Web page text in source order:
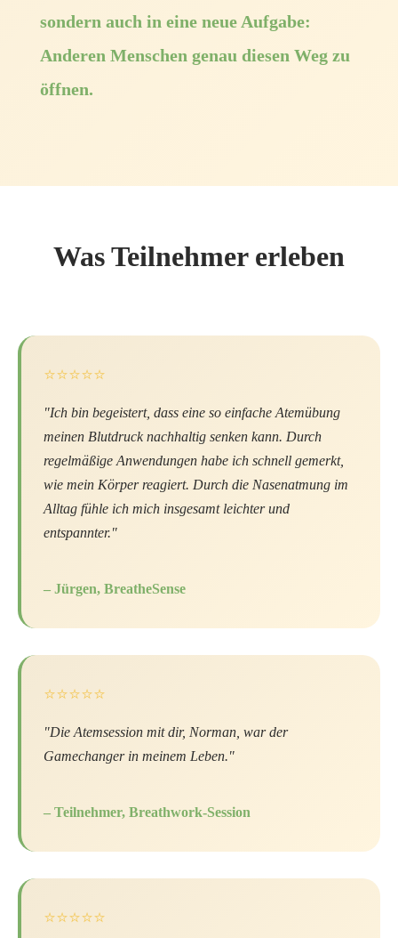
sondern auch in eine neue Aufgabe:
Anderen Menschen genau diesen Weg zu
öffnen.
Was Teilnehmer erleben
⭐⭐⭐⭐⭐
"Ich bin begeistert, dass eine so einfache Atemübung
meinen Blutdruck nachhaltig senken kann. Durch
regelmäßige Anwendungen habe ich schnell gemerkt,
wie mein Körper reagiert. Durch die Nasenatmung im
Alltag fühle ich mich insgesamt leichter und
entspannter."
– Jürgen, BreatheSense
⭐⭐⭐⭐⭐
"Die Atemsession mit dir, Norman, war der
Gamechanger in meinem Leben."
– Teilnehmer, Breathwork-Session
⭐⭐⭐⭐⭐